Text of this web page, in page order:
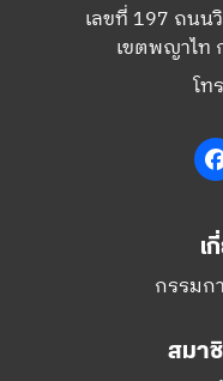
เลขที่ 197 ถนน
เขตพญาไท
โท
เ
กรรมก
สมา